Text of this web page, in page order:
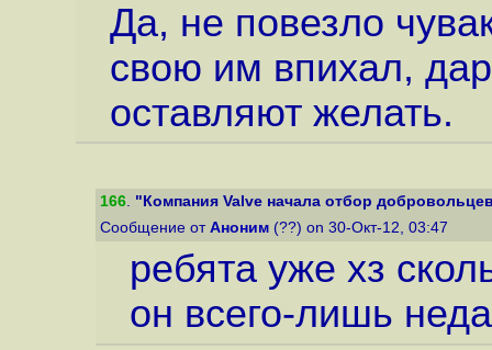
Да, не повезло
свою им впихал,
оставляют желать.
166. "Компания Valve начала отбор
Сообщение от Аноним (??) on 30-Окт-12, 03:47
ребята уже хз
он всего-лишь